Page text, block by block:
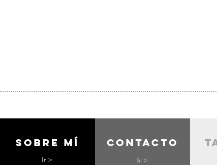
Sobre mí
Ir >
contacto
Ir >